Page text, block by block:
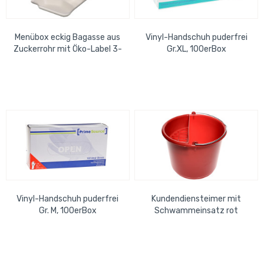
Menübox eckig Bagasse aus
Zuckerrohr mit Öko-Label 3-
Vinyl-Handschuh puderfrei
Gr.XL, 100erBox
Vinyl-Handschuh puderfrei
Gr. M, 100erBox
Kundendiensteimer mit
Schwammeinsatz rot